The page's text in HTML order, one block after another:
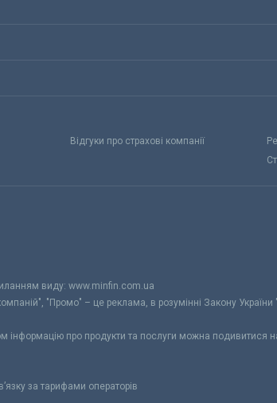
Відгуки про страхові компанії
виду: www.minfin.com.ua
"Промо" – це реклама, в розумінні Закону України
інформацію про продукти та послуги можна подивитися
за тарифами операторів